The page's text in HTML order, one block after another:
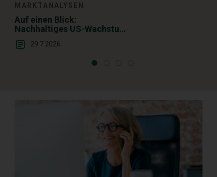
MARKTANALYSEN
Auf einen Blick:
Nachhaltiges US-Wachstum
in der Breite
29.7.2026